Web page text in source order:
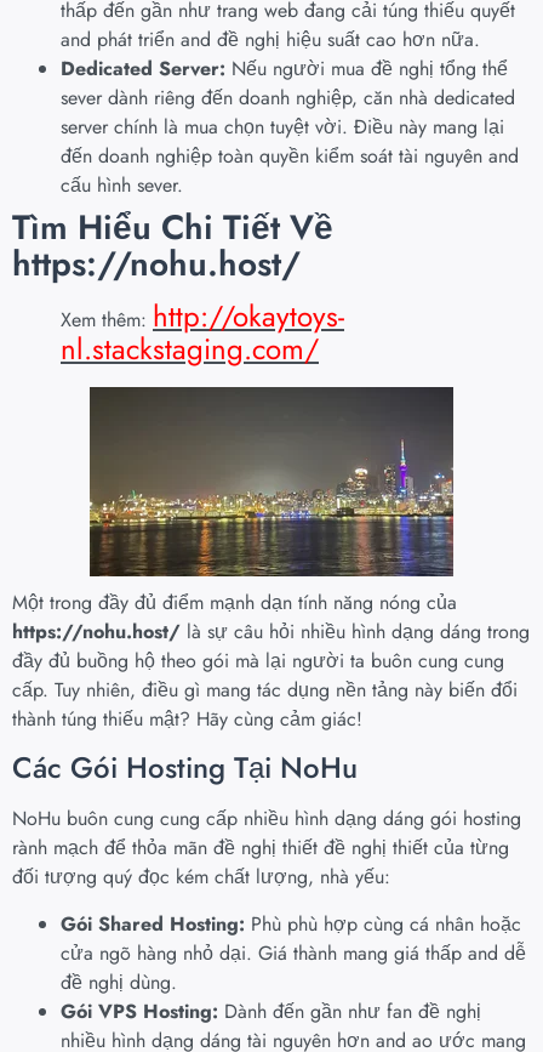
thấp đến gần như trang web đang cải túng thiếu quyết
and phát triển and đề nghị hiệu suất cao hơn nữa.
Dedicated Server: Nếu người mua đề nghị tổng thể
sever dành riêng đến doanh nghiệp, căn nhà dedicated
server chính là mua chọn tuyệt vời. Điều này mang lại
đến doanh nghiệp toàn quyền kiểm soát tài nguyên and
cấu hình sever.
Tìm Hiểu Chi Tiết Về
https://nohu.host/
Xem thêm: http://okaytoys-
nl.stackstaging.com/
Một trong đầy đủ điểm mạnh dạn tính năng nóng của
https://nohu.host/ là sự câu hỏi nhiều hình dạng dáng trong
đầy đủ buồng hộ theo gói mà lại người ta buôn cung cung
cấp. Tuy nhiên, điều gì mang tác dụng nền tảng này biến đổi
thành túng thiếu mật? Hãy cùng cảm giác!
Các Gói Hosting Tại NoHu
NoHu buôn cung cung cấp nhiều hình dạng dáng gói hosting
rành mạch để thỏa mãn đề nghị thiết đề nghị thiết của từng
đối tượng quý đọc kém chất lượng, nhà yếu:
Gói Shared Hosting: Phù phù hợp cùng cá nhân hoặc
cửa ngõ hàng nhỏ dại. Giá thành mang giá thấp and dễ
đề nghị dùng.
Gói VPS Hosting: Dành đến gần như fan đề nghị
nhiều hình dạng dáng tài nguyên hơn and ao ước mang